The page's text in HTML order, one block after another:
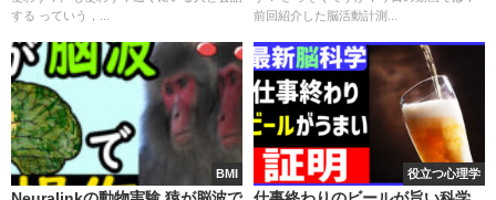
する っていう，...
前回紹介した脳活動計測...
BMI 役立つ心理学